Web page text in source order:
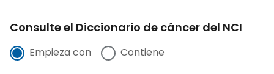
Consulte el Diccionario de cáncer del NCI
Empieza con Contiene